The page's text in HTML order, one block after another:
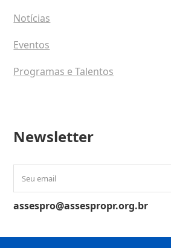
Notícias
Eventos
Programas e Talentos
Newsletter
email
assespro@assespropr.org.br